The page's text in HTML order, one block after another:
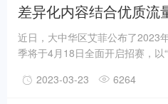
差异化内容结合优质流
市场新增长
近日，大中华区艾菲公布了2023
季将于4月18日全面开启招赛，以
首届赛事，170余件参赛案例，
2023-03-23 6264